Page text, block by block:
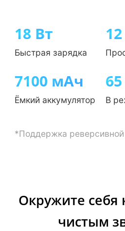
18 Вт
Быстрая зарядка
7100 мАч
Ёмкий аккумулятор В
*Поддержка реверсивной
Окружите себя
чистым